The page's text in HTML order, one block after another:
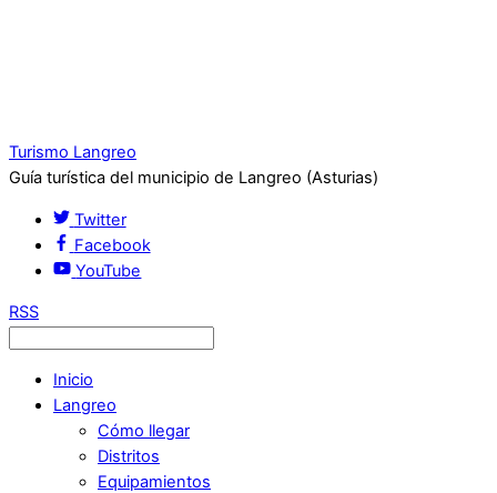
Turismo Langreo
Guía turística del municipio de Langreo (Asturias)
Twitter
Facebook
YouTube
RSS
Inicio
Langreo
Cómo llegar
Distritos
Equipamientos